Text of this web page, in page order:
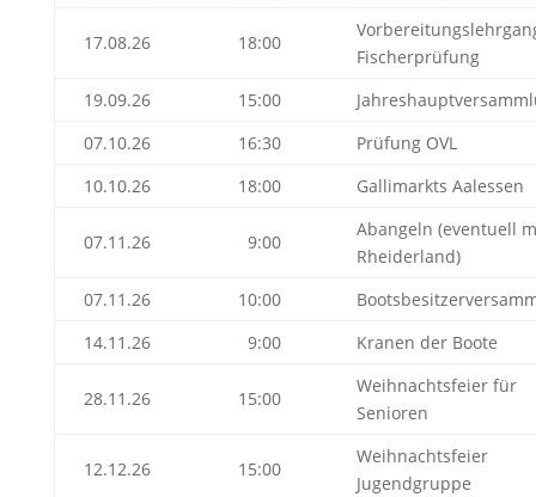
17.08.26 18:00
Fischerprüfung
19.09.26
15:00
07.10.26
16:30
Prüfung OVL
10.10.26
18:00 Gallimarkts Aalessen
07.11.26 9:00
Abangeln (eventuell
Rheiderland)
07.11.26
10:00
14.11.26
9:00 Kranen der Boote
28.11.26 15:00
Weihnachtsfeier für
Senioren
12.12.26 15:00
Weihnachtsfeier
Jugendgruppe